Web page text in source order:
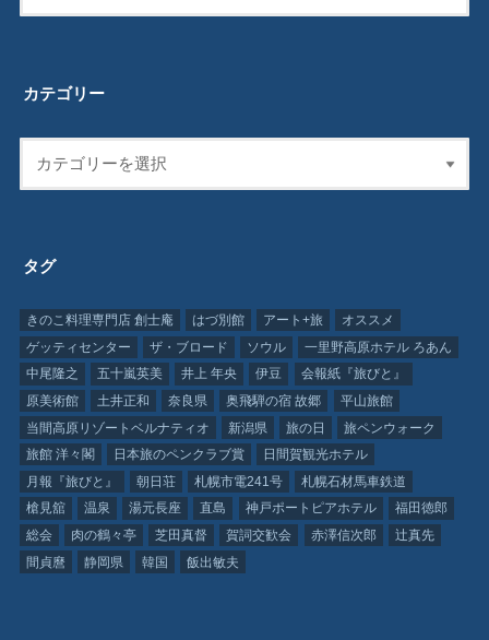
カテゴリー
タグ
きのこ料理専門店 創士庵 はづ別館 アート+旅
オススメ
ゲッティセンター
ザ・ブロード ソウル
一里野高原ホテル ろあん
中尾隆之
五十嵐英美 井上 年央 伊豆
会報紙『旅びと』
原美術館
土井正和 奈良県 奥飛騨の宿 故郷
平山旅館
当間高原リゾートベルナティオ
新潟県 旅の日
旅ペンウォーク
旅館 洋々閣
日本旅のペンクラブ賞
日間賀観光ホテル
月報『旅びと』
朝日荘 札幌市電241号
札幌石材馬車鉄道
槍見舘
温泉 湯元長座 直島 神戸ポートピアホテル
福田徳郎
総会
肉の鶴々亭 芝田真督 賀詞交歓会 赤澤信次郎
辻真先
間貞麿
静岡県 韓国 飯出敏夫